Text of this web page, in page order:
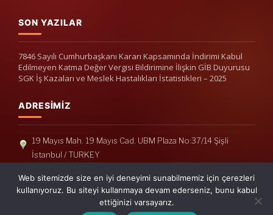
SON YAZILAR
7846 Sayılı Cumhurbaşkanı Kararı Kapsamında İndirimi Kabul
Edilmeyen Katma Değer Vergisi Bildirimine İlişkin GİB Duyurusu
SGK İş Kazaları ve Meslek Hastalıkları İstatistikleri – 2025
ADRESIMIZ
19 Mayıs Mah. 19 Mayıs Cad. UBM Plaza No:37/14 Şişli
İstanbul / TURKEY
Telefon: +90(212) 240 33 39
Telefon: +90(212) 248 19 36
info@erisymm.com
Web sitemizde size en iyi deneyimi sunabilmemiz için çerezleri
kullanıyoruz. Bu siteyi kullanmaya devam ederseniz, bunu kabul
ettiğinizi varsayarız.